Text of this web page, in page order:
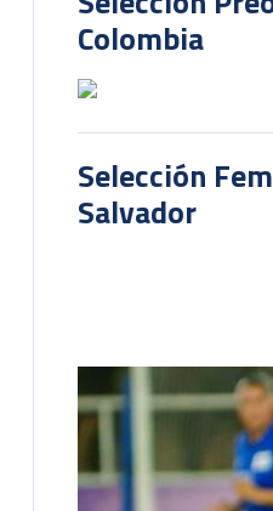
Colombia
Selección
Salvador